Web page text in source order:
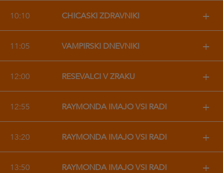
10:10 CHICAŠKI ZDRAVNIKI +
11:05 VAMPIRSKI DNEVNIKI +
12:00 REŠEVALCI V ZRAKU +
12:55 RAYMONDA IMAJO VSI RADI +
13:20 RAYMONDA IMAJO VSI RADI +
13:50 RAYMONDA IMAJO VSI RADI +